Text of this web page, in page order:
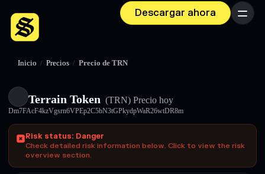
Descargar ahora Menú
Inicio / Precios / Precio de TRN
Terrain Token (TRN) Precio hoy
Dm7FAcF4kzVgsrn6VPEp2C5bN3tGPkydpWaR26wtDR8m
Risk status: Danger
Check detailed risk information below. Click to view the risk
overview section.